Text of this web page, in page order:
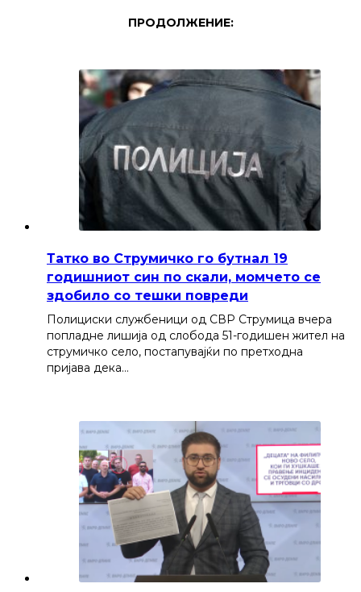
ПРОДОЛЖЕНИЕ:
Татко во Струмичко го бутнал 19
годишниот син по скали, момчето се
здобило со тешки повреди
Полициски службеници од СВР Струмица вчера
попладне лишија од слобода 51-годишен жител на
струмичко село, постапувајќи по претходна
пријава дека…